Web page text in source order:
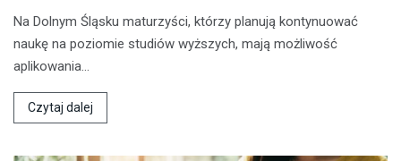
Na Dolnym Śląsku maturzyści, którzy planują kontynuować
naukę na poziomie studiów wyższych, mają możliwość
aplikowania…
Czytaj dalej